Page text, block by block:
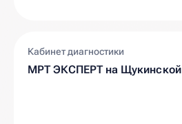
Кабинет диагностики
МРТ ЭКСПЕРТ на Щукинской